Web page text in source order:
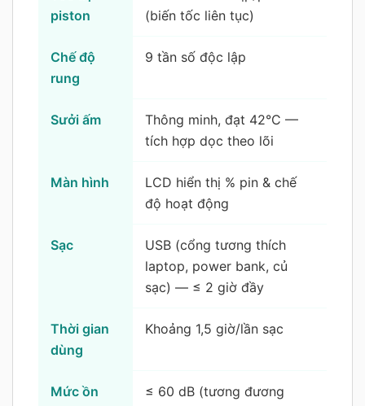
piston
(biến tốc liên tục)
Chế độ
rung
9 tần số độc lập
Sưởi ấm
Thông minh, đạt 42°C —
tích hợp dọc theo lõi
Màn hình
LCD hiển thị % pin & chế
độ hoạt động
Sạc
USB (cổng tương thích
laptop, power bank, củ
sạc) — ≤ 2 giờ đầy
Thời gian
dùng
Khoảng 1,5 giờ/lần sạc
Mức ồn
≤ 60 dB (tương đương